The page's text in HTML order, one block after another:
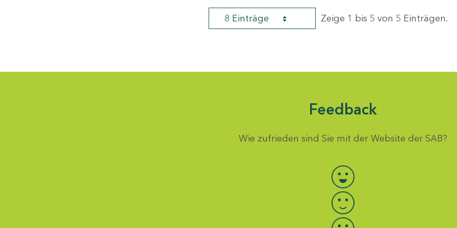
8 Einträge Zeige 1 bis 5 von 5 Einträgen.
Feedback
Wie zufrieden sind Sie mit der Website der SAB?
Bewertung auswählen